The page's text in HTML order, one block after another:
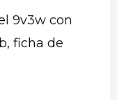
9v3w con
ficha de